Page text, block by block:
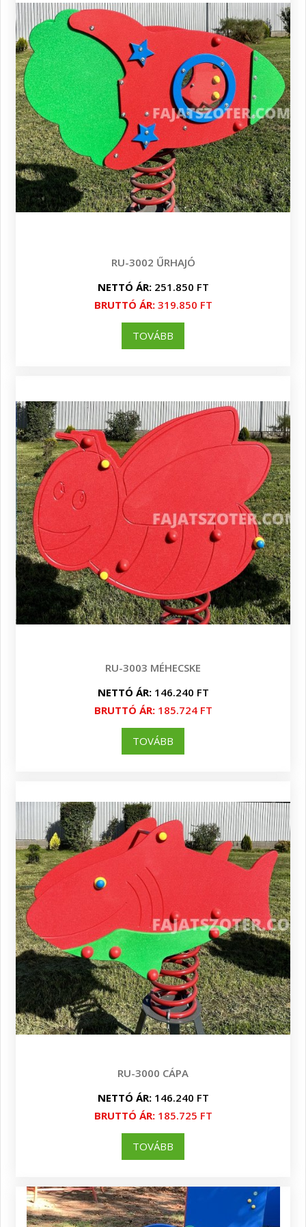
RU-3002 ŰRHAJÓ
NETTÓ ÁR:251.850 FT
BRUTTÓ ÁR:319.850 FT
TOVÁBB
RU-3003 MÉHECSKE
NETTÓ ÁR:146.240 FT
BRUTTÓ ÁR:185.724 FT
TOVÁBB
RU-3000 CÁPA
NETTÓ ÁR:146.240 FT
BRUTTÓ ÁR:185.725 FT
TOVÁBB